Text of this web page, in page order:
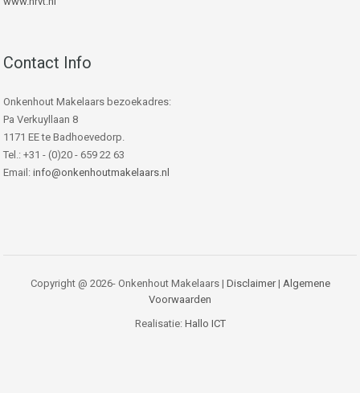
Contact Info
Onkenhout Makelaars bezoekadres:
Pa Verkuyllaan 8
1171 EE te Badhoevedorp.
Tel.: +31 - (0)20 - 659 22 63
Email: info@onkenhoutmakelaars.nl
Copyright @ 2026- Onkenhout Makelaars | Disclaimer| Algemene
Voorwaarden
Realisatie: Hallo ICT